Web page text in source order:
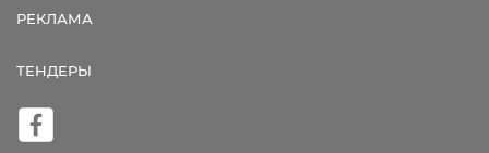
РЕКЛАМА
ТЕНДЕРЫ